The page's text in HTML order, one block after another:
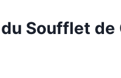
Soufflet de